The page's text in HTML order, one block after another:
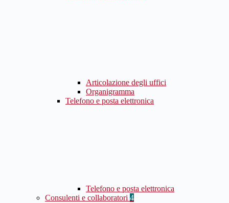
Articolazione degli uffici
Organigramma
Telefono e posta elettronica
Telefono e posta elettronica
Consulenti e collaboratori 4